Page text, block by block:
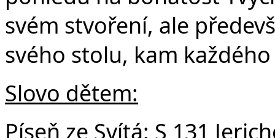
svém stvoření, ale
svého stolu, kam
Slovo dětem:
Píseň ze Svítá: S 131